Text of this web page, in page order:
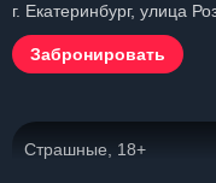
г. Екатеринбург, улица
Забронировать
Страшные, 18+